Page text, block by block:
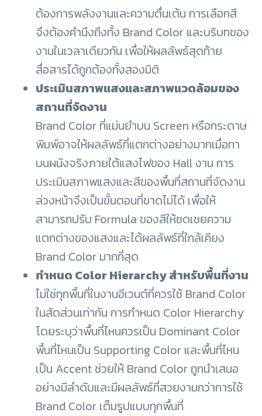
ต้องการพลังงานและความตื่นเต้น การเลือกสี
จึงต้องคำนึงถึงทั้ง Brand Color และบริบทของ
งานในเวลาเดียวกัน เพื่อให้ผลลัพธ์สุดท้าย
สื่อสารได้ถูกต้องทั้งสองมิติ
ประเมินสภาพแสงและสภาพแวดล้อมของ
สถานที่จัดงาน
Brand Color ที่แม่นยำบน Screen หรือกระดาษ
พิมพ์อาจให้ผลลัพธ์ที่แตกต่างอย่างมากเมื่อทา
บนผนังจริงภายใต้แสงไฟของ Hall งาน การ
ประเมินสภาพแสงและสีของพื้นที่สถานที่จัดงาน
ล่วงหน้าจึงเป็นขั้นตอนที่ขาดไม่ได้ เพื่อให้
สามารถปรับ Formula ของสีให้ชดเชยความ
แตกต่างของแสงและได้ผลลัพธ์ที่ใกล้เคียง
Brand Color มากที่สุด
กำหนด Color Hierarchy สำหรับพื้นที่งาน
ไม่ใช่ทุกพื้นที่ในงานอีเวนต์ที่ควรใช้ Brand Color
ในสัดส่วนเท่ากัน การกำหนด Color Hierarchy
โดยระบุว่าพื้นที่ไหนควรเป็น Dominant Color
พื้นที่ไหนเป็น Supporting Color และพื้นที่ไหน
เป็น Accent ช่วยให้ Brand Color ถูกนำเสนอ
อย่างมีลำดับและมีผลลัพธ์ที่สวยงามกว่าการใช้
Brand Color เต็มรูปแบบทุกพื้นที่